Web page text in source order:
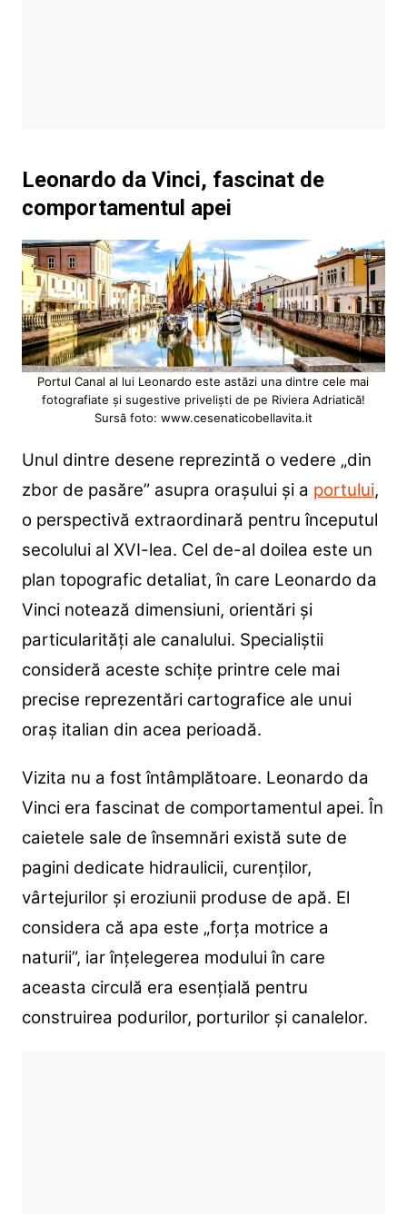
Leonardo da Vinci, fascinat de
comportamentul apei
Portul Canal al lui Leonardo este astăzi una dintre cele mai
fotografiate și sugestive priveliști de pe Riviera Adriatică!
Sursă foto: www.cesenaticobellavita.it
Unul dintre desene reprezintă o vedere „din
zbor de pasăre” asupra orașului și a portului,
o perspectivă extraordinară pentru începutul
secolului al XVI-lea. Cel de-al doilea este un
plan topografic detaliat, în care Leonardo da
Vinci notează dimensiuni, orientări și
particularități ale canalului. Specialiștii
consideră aceste schițe printre cele mai
precise reprezentări cartografice ale unui
oraș italian din acea perioadă.
Vizita nu a fost întâmplătoare. Leonardo da
Vinci era fascinat de comportamentul apei. În
caietele sale de însemnări există sute de
pagini dedicate hidraulicii, curenților,
vârtejurilor și eroziunii produse de apă. El
considera că apa este „forța motrice a
naturii”, iar înțelegerea modului în care
aceasta circulă era esențială pentru
construirea podurilor, porturilor și canalelor.